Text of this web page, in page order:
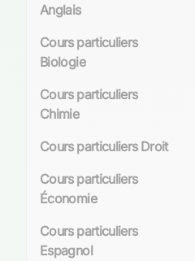
Anglais
Cours particuliers
Biologie
Cours particuliers
Chimie
Cours particuliers Droit
Cours particuliers
Économie
Cours particuliers
Espagnol